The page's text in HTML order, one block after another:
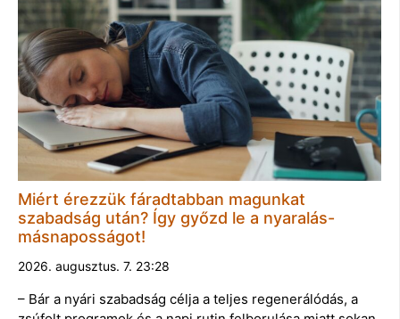
Miért érezzük fáradtabban magunkat
szabadság után? Így győzd le a nyaralás-
másnaposságot!
2026. augusztus. 7. 23:28
– Bár a nyári szabadság célja a teljes regenerálódás, a